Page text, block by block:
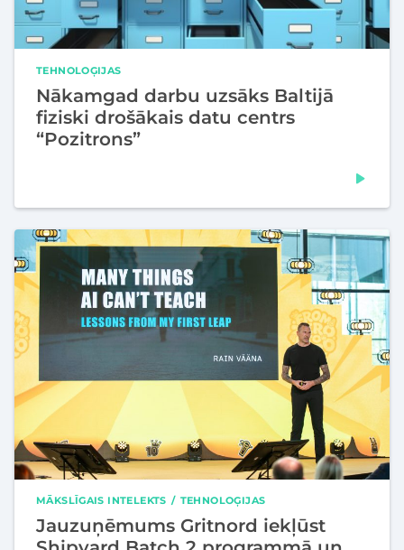
TEHNOLOĢIJAS
Nākamgad darbu uzsāks Baltijā
fiziski drošākais datu centrs
“Pozitrons”
MĀKSLĪGAIS INTELEKTS TEHNOLOĢIJAS
Jauzuņēmums Gritnord iekļūst